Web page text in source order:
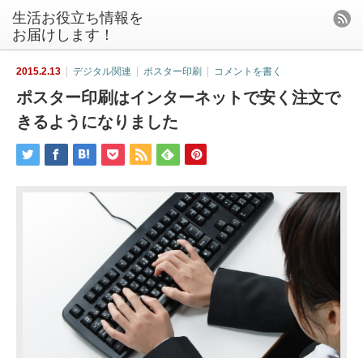
生活お役立ち情報を
お届けします！
2015.2.13 デジタル関連 ポスター印刷 コメントを書く
ポスター印刷はインターネットで安く注文で
きるようになりました